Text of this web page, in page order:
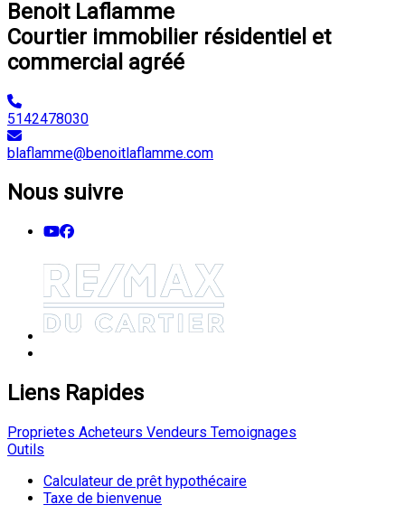
Benoit Laflamme
Courtier immobilier résidentiel et
commercial agréé
5142478030
blaflamme@benoitlaflamme.com
Nous suivre
Liens Rapides
Proprietes Acheteurs Vendeurs Temoignages
Outils
Calculateur de prêt hypothécaire
Taxe de bienvenue